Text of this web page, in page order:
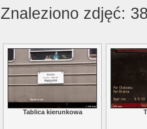
Znaleziono zdjęć:
Tablica kierunkowa